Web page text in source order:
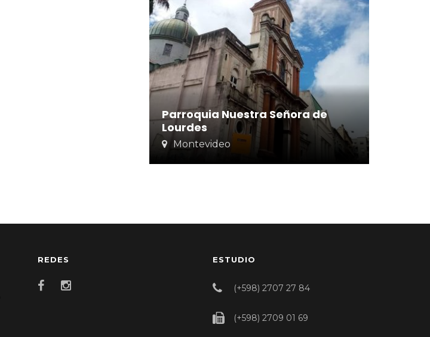
Parroquia Nuestra Señora de
Lourdes
Montevideo
REDES ESTUDIO
(+598) 2707 27 84
(+598) 2709 01 69